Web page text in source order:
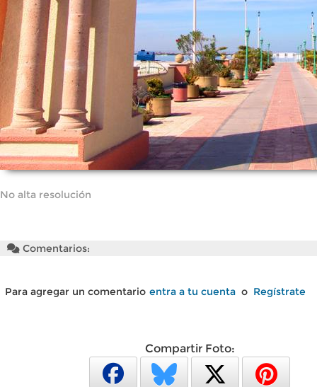
No alta resolución
Comentarios:
Para agregar un comentario entra a tu cuenta o Regístrate
Compartir Foto: